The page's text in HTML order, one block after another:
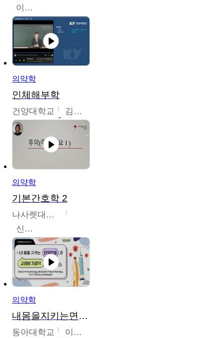
이은석
의약학
인체해부학
건양대학교 김철태
의약학
기본간호학 2
나사렛대학교
신미경
의약학
내몸을지키는면역반응과감염병치료약
동아대학교 이상민